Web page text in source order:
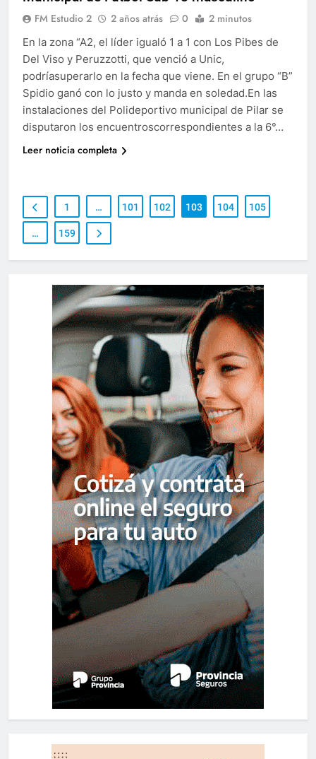
FM Estudio 2 2 años atrás 0 2 minutos
En la zona “A2, el líder igualó 1 a 1 con Los Pibes de
Del Viso y Peruzzotti, que venció a Unic,
podríasuperarlo en la fecha que viene. En el grupo “B”
Spidio ganó con lo justo y manda en soledad.En las
instalaciones del Polideportivo municipal de Pilar se
disputaron los encuentroscorrespondientes a la 6°…
Leer noticia completa
1 … 101 102 103 104 105
… 159